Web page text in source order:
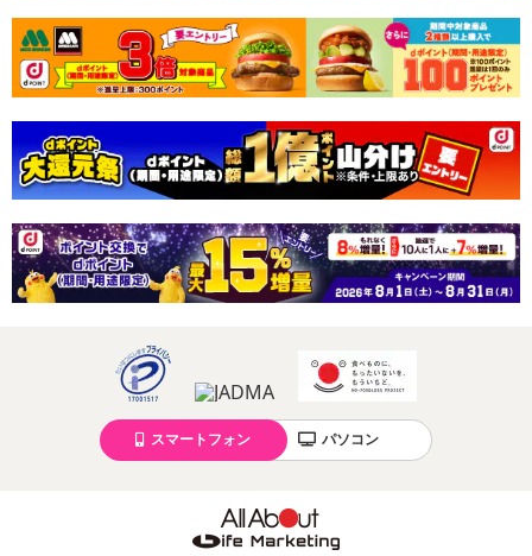
スマートフォン パソコン